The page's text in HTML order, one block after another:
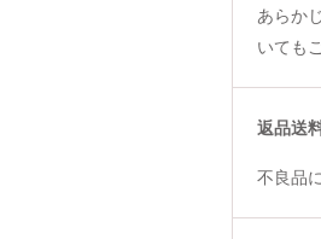
あらか
いても
返品送
不良品